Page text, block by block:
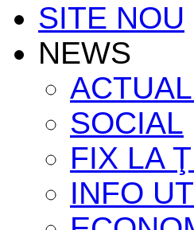
SITE NOU
NEWS
SOCIAL
FIX LA
INFO